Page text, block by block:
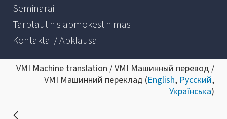
Seminarai
Tarptautinis apmokestinimas
Kontaktai / Apklausa
VMI Machine translation / VMI Машинный перевод /
VMI Машинний переклад (English, Русский,
Українська)